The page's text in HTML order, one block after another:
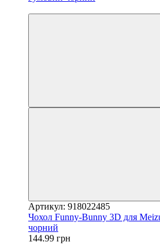
Артикул: 918022485
Чохол Funny-Bunny 3D для
чорний
144.99 грн